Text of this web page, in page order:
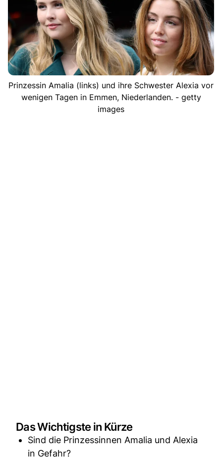
Prinzessin Amalia (links) und ihre Schwester Alexia vor
wenigen Tagen in Emmen, Niederlanden. - getty
images
Das Wichtigste in Kürze
Sind die Prinzessinnen Amalia und Alexia
in Gefahr?